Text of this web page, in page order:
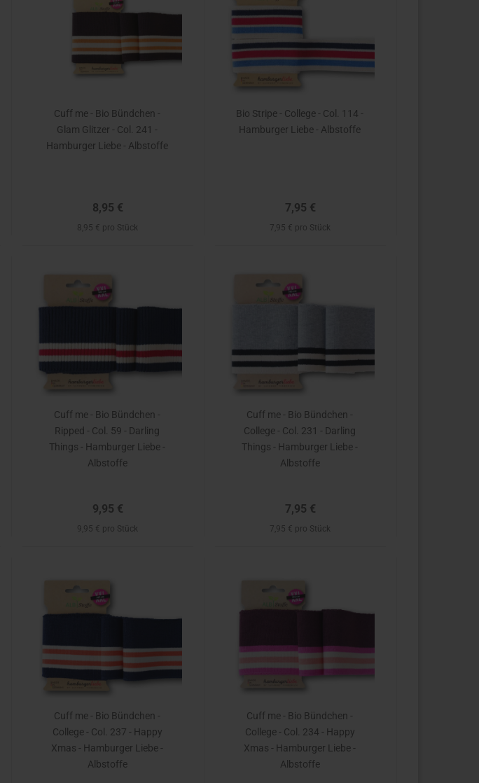
Cuff me - Bio Bündchen -
Glam Glitzer - Col. 241 -
Hamburger Liebe - Albstoffe
8,95 €
8,95 € pro Stück
Bio Stripe - College - Col. 114 -
Hamburger Liebe - Albstoffe
7,95 €
7,95 € pro Stück
Cuff me - Bio Bündchen -
Ripped - Col. 59 - Darling
Things - Hamburger Liebe -
Albstoffe
9,95 €
9,95 € pro Stück
Cuff me - Bio Bündchen -
College - Col. 231 - Darling
Things - Hamburger Liebe -
Albstoffe
7,95 €
7,95 € pro Stück
Cuff me - Bio Bündchen -
College - Col. 237 - Happy
Xmas - Hamburger Liebe -
Albstoffe
Cuff me - Bio Bündchen -
College - Col. 234 - Happy
Xmas - Hamburger Liebe -
Albstoffe